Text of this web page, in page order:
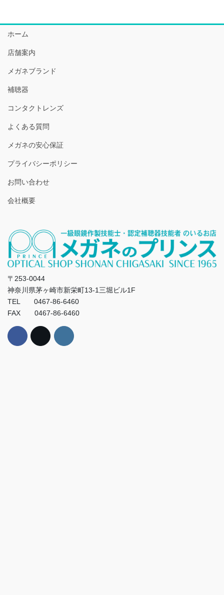
ホーム
店舗案内
メガネブランド
補聴器
コンタクトレンズ
よくある質問
メガネの安心保証
プライバシーポリシー
お問い合わせ
会社概要
〒253-0044
神奈川県茅ヶ崎市新栄町13-1三堀ビル1F
TEL 0467-86-6460
FAX 0467-86-6460